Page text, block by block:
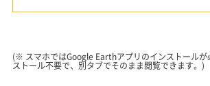
(※ スマホではGoogle Earthアプリのインストールが
ストール不要で、別タブでそのまま閲覧できます。)